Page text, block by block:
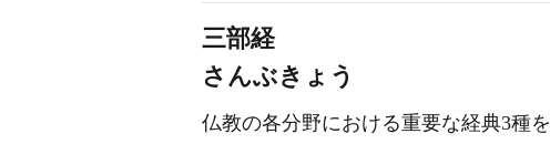
三部経
さんぶきょう
仏教の各分野における重要な経典3種